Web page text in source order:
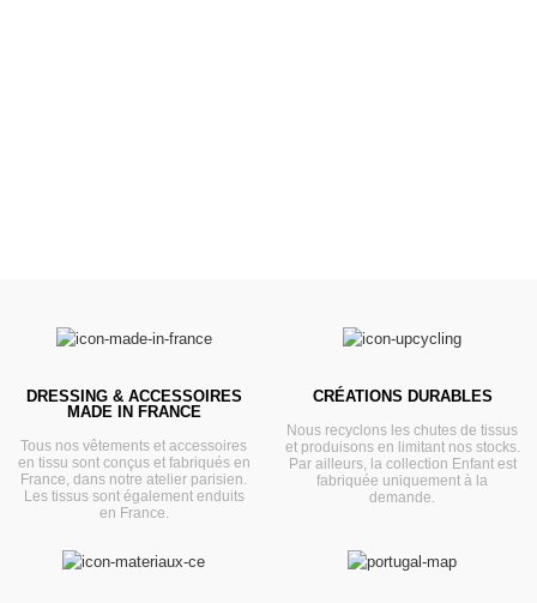
DRESSING & ACCESSOIRES
MADE IN FRANCE
Tous nos vêtements et accessoires
en tissu sont conçus et fabriqués en
France, dans notre atelier parisien.
Les tissus sont également enduits
en France.
CRÉATIONS DURABLES
Nous recyclons les chutes de tissus
et produisons en limitant nos stocks.
Par ailleurs, la collection Enfant est
fabriquée uniquement à la
demande.